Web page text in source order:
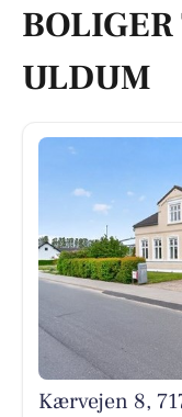
ULDUM
Kærvejen 8,